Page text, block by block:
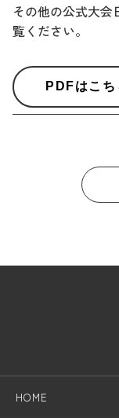
その他の公式大
覧ください。
PDFはこ
HOME